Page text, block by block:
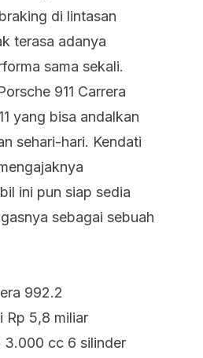
di lintasan
terasa adanya
sama sekali.
911 Carrera
yang bisa andalkan
sehari-hari. Kendati
ini pun siap sedia
sebagai sebuah
992.2
Rp 5,8 miliar
3.000 cc 6 silinder